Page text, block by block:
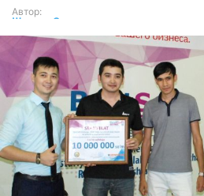
Автор:
Шухрат Саттаров